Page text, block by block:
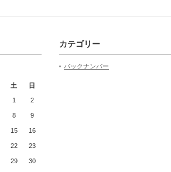
土 日
1 2
8 9
15 16
22 23
29 30
カテゴリー
バックナンバー